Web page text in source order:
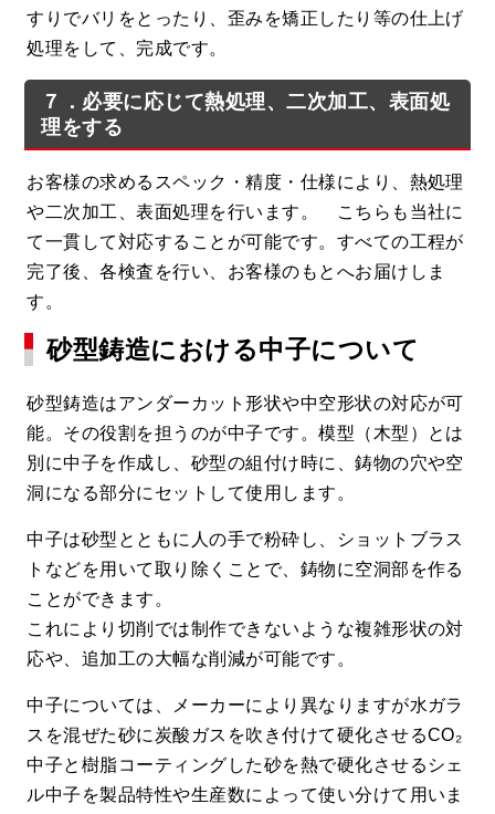
すりでバリをとったり、歪みを矯正したり等の仕上げ
処理をして、完成です。
７．必要に応じて熱処理、二次加工、表面処
理をする
お客様の求めるスペック・精度・仕様により、熱処理
や二次加工、表面処理を行います。 こちらも当社に
て一貫して対応することが可能です。すべての工程が
完了後、各検査を行い、お客様のもとへお届けしま
す。
砂型鋳造における中子について
砂型鋳造はアンダーカット形状や中空形状の対応が可
能。その役割を担うのが中子です。模型（木型）とは
別に中子を作成し、砂型の組付け時に、鋳物の穴や空
洞になる部分にセットして使用します。
中子は砂型とともに人の手で粉砕し、ショットブラス
トなどを用いて取り除くことで、鋳物に空洞部を作る
ことができます。
これにより切削では制作できないような複雑形状の対
応や、追加工の大幅な削減が可能です。
中子については、メーカーにより異なりますが水ガラ
スを混ぜた砂に炭酸ガスを吹き付けて硬化させるCO₂
中子と樹脂コーティングした砂を熱で硬化させるシェ
ル中子を製品特性や生産数によって使い分けて用いま